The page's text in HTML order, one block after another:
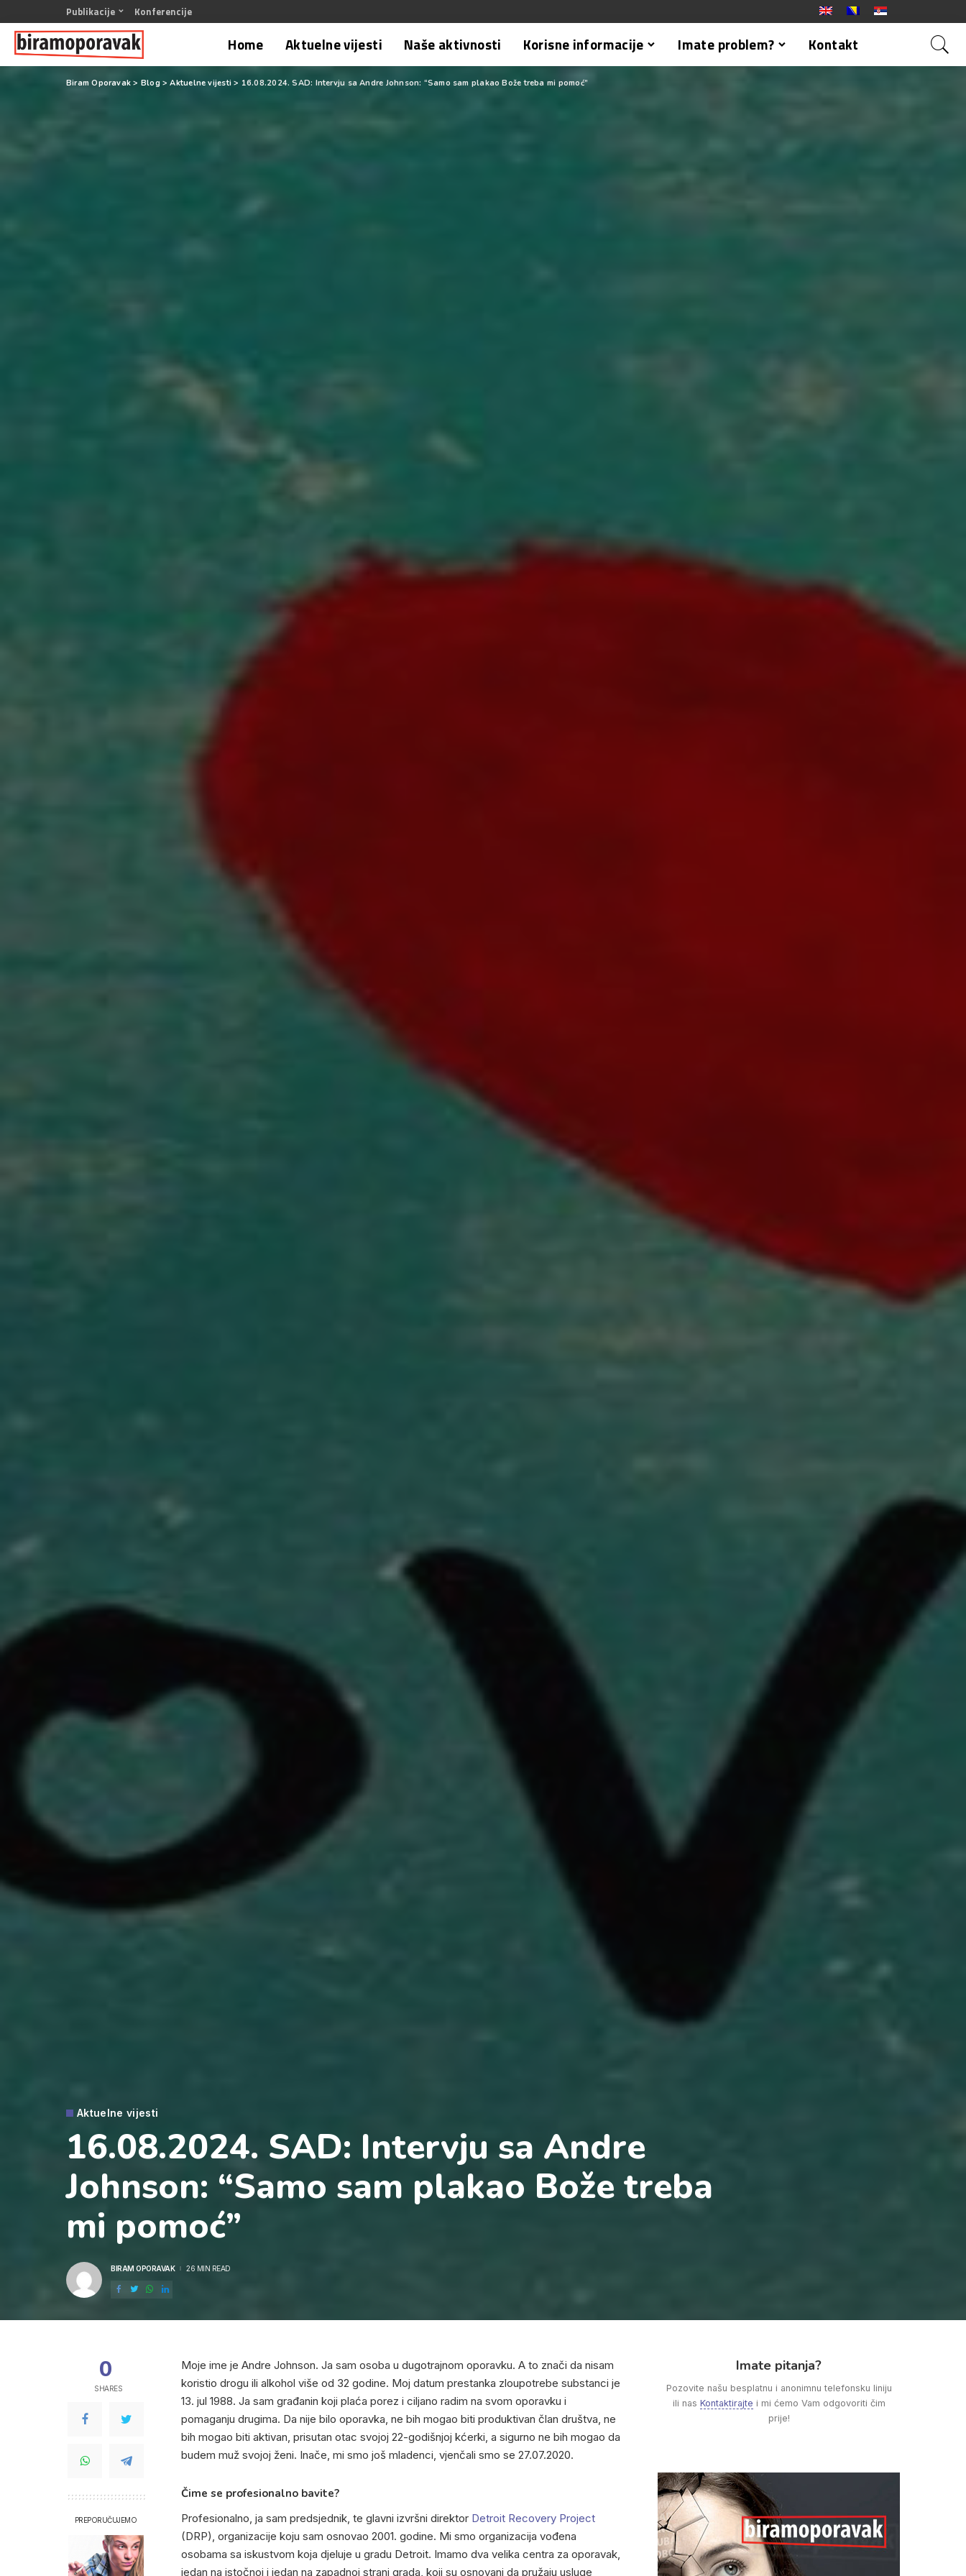
Publikacije Konferencije
Home Aktuelne vijesti Naše aktivnosti Korisne informacije Imate problem? Kontakt
Biram Oporavak > Blog>Aktuelne vijesti > 16.08.2024. SAD: Intervju sa Andre Johnson: “Samo sam plakao Bože treba mi pomoć”
Aktuelne vijesti
16.08.2024. SAD: Intervju sa Andre
Johnson: “Samo sam plakao Bože treba
mi pomoć”
POSTED
BIRAM OPORAVAK 26 MIN READ
0
SHARES
PREPORUČUJEMO
Moje ime je Andre Johnson. Ja sam osoba u dugotrajnom oporavku. A to znači da nisam
koristio drogu ili alkohol više od 32 godine. Moj datum prestanka zloupotrebe substanci je
13. jul 1988. Ja sam građanin koji plaća porez i ciljano radim na svom oporavku i
pomaganju drugima. Da nije bilo oporavka, ne bih mogao biti produktivan član društva, ne
bih mogao biti aktivan, prisutan otac svojoj 22-godišnjoj kćerki, a sigurno ne bih mogao da
budem muž svojoj ženi. Inače, mi smo još mladenci, vjenčali smo se 27.07.2020.
Čime se profesionalno bavite?
Profesionalno, ja sam predsjednik, te glavni izvršni direktor Detroit Recovery Project
(DRP), organizacije koju sam osnovao 2001. godine. Mi smo organizacija vođena
osobama sa iskustvom koja djeluje u gradu Detroit. Imamo dva velika centra za oporavak,
jedan na istočnoj i jedan na zapadnoj strani grada, koji su osnovani da pružaju usluge
Imate pitanja?
Pozovite našu besplatnu i anonimnu telefonsku liniju
ili nas Kontaktirajte i mi ćemo Vam odgovoriti čim
prije!